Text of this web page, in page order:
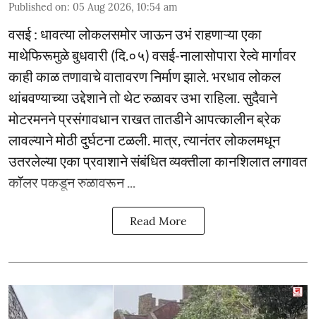
Published on: 05 Aug 2026, 10:54 am
वसई : धावत्या लोकलसमोर जाऊन उभं राहणाऱ्या एका
माथेफिरूमुळे बुधवारी (दि.०५) वसई-नालासोपारा रेल्वे मार्गावर
काही काळ तणावाचे वातावरण निर्माण झाले. भरधाव लोकल
थांबवण्याच्या उद्देशाने तो थेट रुळावर उभा राहिला. सुदैवाने
मोटरमनने प्रसंगावधान राखत तातडीने आपत्कालीन ब्रेक
लावल्याने मोठी दुर्घटना टळली. मात्र, त्यानंतर लोकलमधून
उतरलेल्या एका प्रवाशाने संबंधित व्यक्तीला कानशिलात लगावत
कॉलर पकडून रुळावरून ...
Read More